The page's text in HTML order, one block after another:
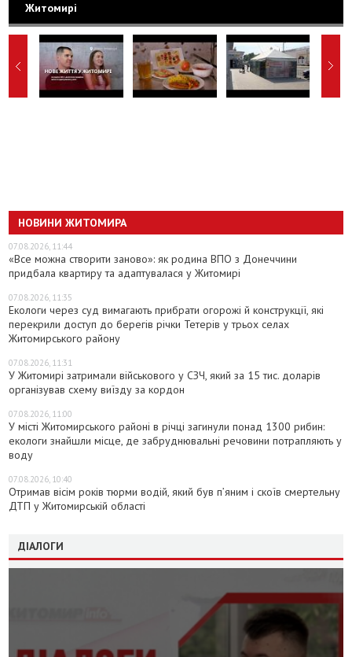
Житомирі
НОВИНИ ЖИТОМИРА
07.08.2026, 11:44
«Все можна створити заново»: як родина ВПО з Донеччини
придбала квартиру та адаптувалася у Житомирі
07.08.2026, 11:35
Екологи через суд вимагають прибрати огорожі й конструкції, які
перекрили доступ до берегів річки Тетерів у трьох селах
Житомирського району
07.08.2026, 11:31
У Житомирі затримали військового у СЗЧ, який за 15 тис. доларів
організував схему виїзду за кордон
07.08.2026, 11:00
У місті Житомирського районі в річці загинули понад 1300 рибин:
екологи знайшли місце, де забруднювальні речовини потрапляють у
воду
07.08.2026, 10:40
Отримав вісім років тюрми водій, який був п’яним і скоїв смертельну
ДТП у Житомирській області
ДІАЛОГИ